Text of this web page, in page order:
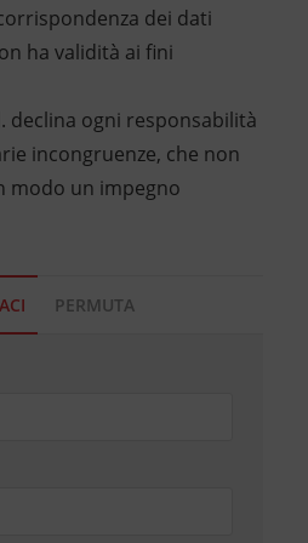
dei dati
ha validità ai fini
declina ogni responsabilità
incongruenze, che non
modo un impegno
PERMUTA